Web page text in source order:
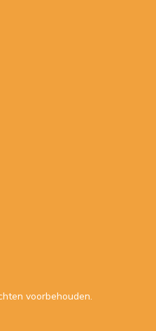
voorbehouden.